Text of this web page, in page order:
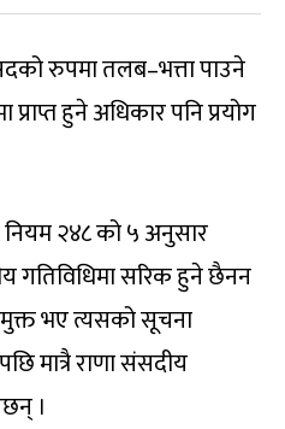
रुपमा तलब–भत्ता पाउने
हुने अधिकार पनि प्रयोग
नियम २४८ को ५ अनुसार
गतिविधिमा सरिक हुने छैनन
भए त्यसको सूचना
मात्रै राणा संसदीय
।